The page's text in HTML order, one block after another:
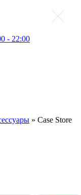
- 22:00
» Case Store